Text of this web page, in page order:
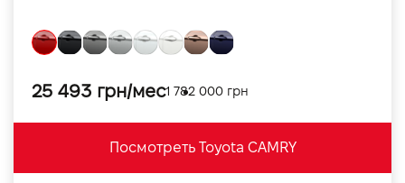
25 493 грн/мес1 782 000 грн
Посмотреть Toyota CAMRY